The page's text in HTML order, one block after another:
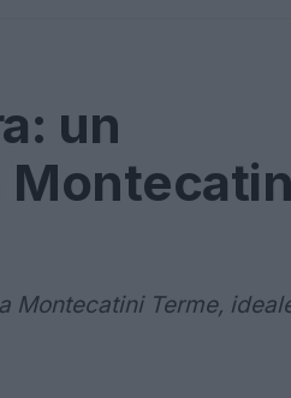
un
Montecatini Terme,